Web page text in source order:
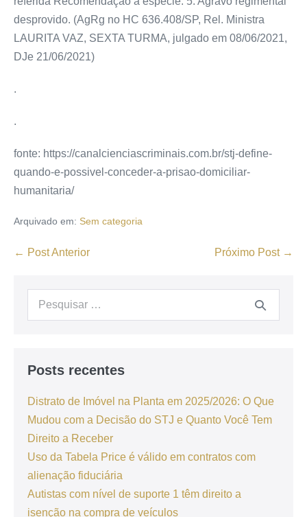
desprovido. (AgRg no HC 636.408/SP, Rel. Ministra
LAURITA VAZ, SEXTA TURMA, julgado em 08/06/2021,
DJe 21/06/2021)
.
.
fonte: https://canalcienciascriminais.com.br/stj-define-
quando-e-possivel-conceder-a-prisao-domiciliar-
humanitaria/
Arquivado em: Sem categoria
← Post Anterior Próximo Post →
Posts recentes
Distrato de Imóvel na Planta em 2025/2026: O Que
Mudou com a Decisão do STJ e Quanto Você Tem
Direito a Receber
Uso da Tabela Price é válido em contratos com
alienação fiduciária
Autistas com nível de suporte 1 têm direito a
isenção na compra de veículos